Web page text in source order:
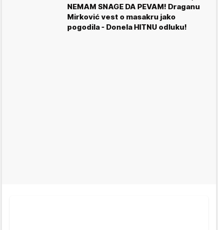
NEMAM SNAGE DA PEVAM! Draganu
Mirković vest o masakru jako
pogodila - Donela HITNU odluku!